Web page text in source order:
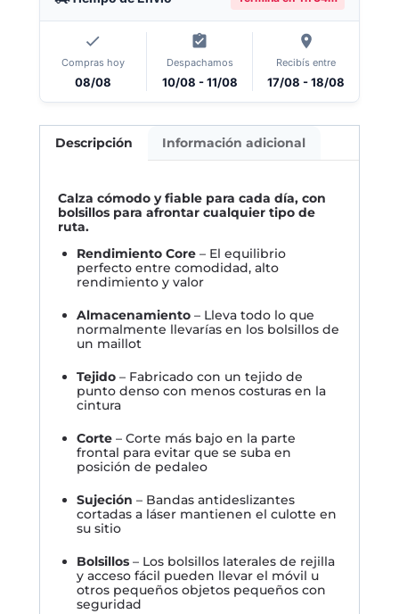
Compras hoy
08/08
Despachamos
10/08 - 11/08
Recibís entre
17/08 - 18/08
Descripción Información adicional
Calza cómodo y fiable para cada día, con
bolsillos para afrontar cualquier tipo de
ruta.
Rendimiento Core – El equilibrio
perfecto entre comodidad, alto
rendimiento y valor
Almacenamiento – Lleva todo lo que
normalmente llevarías en los bolsillos de
un maillot
Tejido – Fabricado con un tejido de
punto denso con menos costuras en la
cintura
Corte – Corte más bajo en la parte
frontal para evitar que se suba en
posición de pedaleo
Sujeción – Bandas antideslizantes
cortadas a láser mantienen el culotte en
su sitio
Bolsillos – Los bolsillos laterales de rejilla
y acceso fácil pueden llevar el móvil u
otros pequeños objetos pequeños con
seguridad